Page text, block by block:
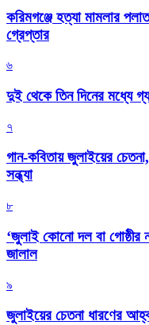
করিমগঞ্জে হত্যা মামলার
গ্রেপ্তার
৬
দুই থেকে তিন দিনের মধ্যে
৭
গান-কবিতায় জুলাইয়ের
সন্ধ্যা
৮
‘জুলাই কোনো দল বা
জালাল
৯
জুলাইয়ের চেতনা ধারণের